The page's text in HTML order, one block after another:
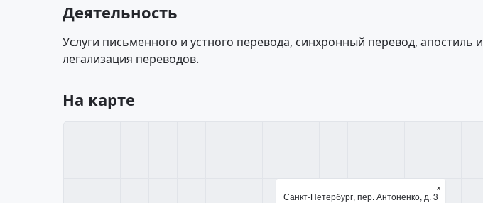
Деятельность
Услуги письменного и устного перевода, синхронный перевод, апостиль и
легализация переводов.
На карте
Санкт-Петербург, пер. Антоненко, д. 3
×